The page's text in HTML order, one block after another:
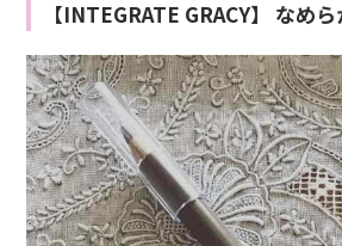
【INTEGRATE GRACY】 なめ